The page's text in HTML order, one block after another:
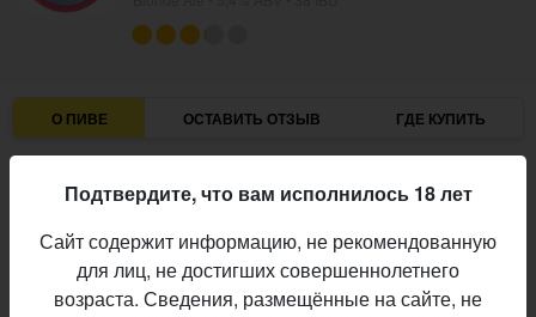
О ПИВЕ ОСТАВИТЬ ОТЗЫВ ГДЕ КУПИТЬ
Пивоварня:
Алкоголь:
5,4%
Горечь:
38 IBU
Начало
Подтвердите, что вам исполнилось 18 лет
Сайт содержит информацию, не рекомендованную
для лиц, не достигших совершеннолетнего
возраста. Сведения, размещённые на сайте, не